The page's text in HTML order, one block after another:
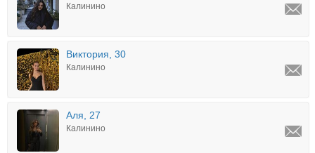
Калинино
Виктория, 30
Калинино
Аля, 27
Калинино